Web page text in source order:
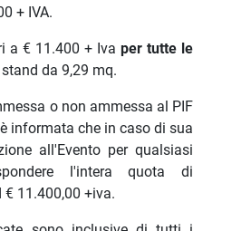
+ IVA.
a € 11.400 + Iva per tutte le
da 9,29 mq.
o non ammessa al PIF
informata che in caso di sua
all'Evento per qualsiasi
l'intera quota di
11.400,00 +iva.